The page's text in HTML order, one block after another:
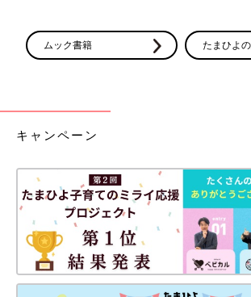
写真はイメージです
bonchan/gettyimages
意外と時間がかかる洗い物。購入理由は「家
ムック書籍 たまひよ
キャンペーン